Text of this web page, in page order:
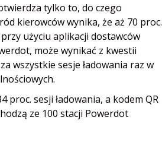
tylko to, do czego
kierowców wynika, że aż 70 proc.
przy użyciu aplikacji dostawców
może wynikać z kwestii
wszystkie sesje ładowania raz w
proc. sesji ładowania, a kodem QR
ze 100 stacji Powerdot